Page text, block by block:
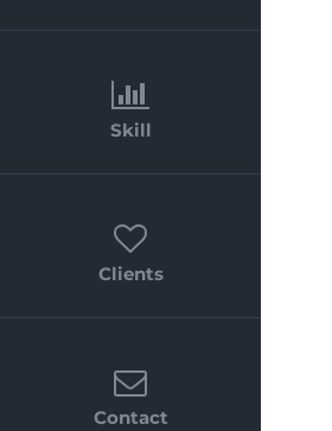
Skill
Clients
Contact